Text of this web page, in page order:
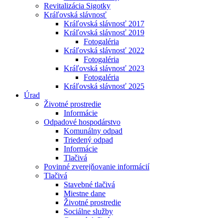
Revitalizácia Sigotky
Kráľovská slávnosť
Kráľovská slávnosť 2017
Kráľovská slávnosť 2019
Fotogaléria
Kráľovská slávnosť 2022
Fotogaléria
Kráľovská slávnosť 2023
Fotogaléria
Kráľovská slávnosť 2025
Úrad
Životné prostredie
Informácie
Odpadové hospodárstvo
Komunálny odpad
Triedený odpad
Informácie
Tlačivá
Povinné zverejňovanie informácií
Tlačivá
Stavebné tlačivá
Miestne dane
Životné prostredie
Sociálne služby